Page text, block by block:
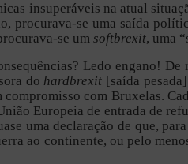
insuperáveis na atual
se uma saída
se um softbrexit, uma
Ledo engano!
do hardbrexit [saída
com Bruxelas.
Europeia de entrada de
uma declaração de que,
ao continente, ou pelo